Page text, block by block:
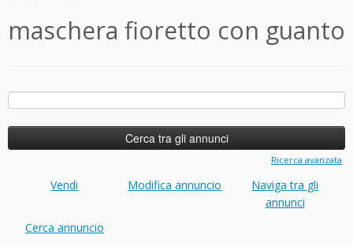
maschera fioretto con guanto
Ricerca
Ricerca avanzata
Vendi Modifica annuncio
Naviga tra gli
annunci
Cerca annuncio